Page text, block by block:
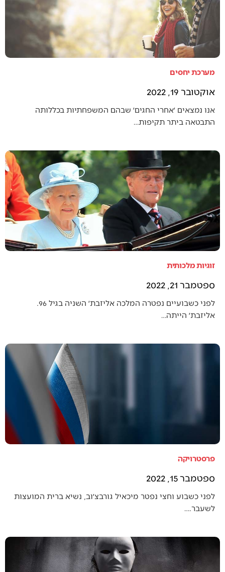
מערכת יחסים
אוקטובר 19, 2022
אנו נמצאים ׳אחרי החגים׳ שבהם המשפחתיות בכללותה
התבטאה ביתר תקיפות…
זוגיות מלכותית
ספטמבר 21, 2022
לפני כשבועיים נפטרה המלכה אליזבת׳ השניה בגיל 96.
אליזבת׳ הייתה…
פרסטרויקה
ספטמבר 15, 2022
לפני כשבוע וחצי נפטר מיכאיל גורבצ׳וב, נשיא ברית המועצות
לשעבר.…